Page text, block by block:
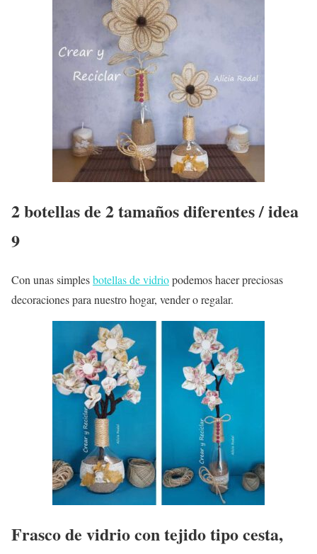
2 botellas de 2 tamaños diferentes / idea
9
Con unas simplesbotellas de vidriopodemos hacer preciosas
decoraciones para nuestro hogar, vender o regalar.
Frasco de vidrio con tejido tipo cesta,